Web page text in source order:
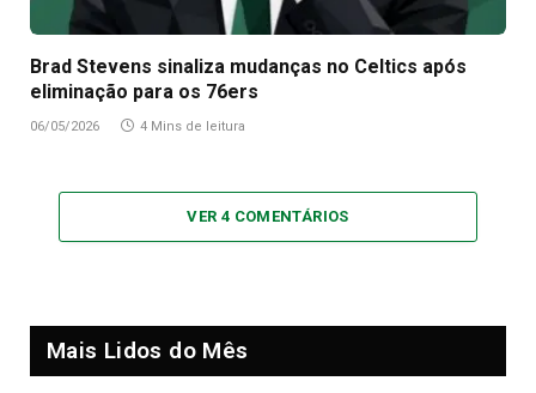
Brad Stevens sinaliza mudanças no Celtics após
eliminação para os 76ers
06/05/2026 4 Mins de leitura
VER 4 COMENTÁRIOS
Mais Lidos do Mês